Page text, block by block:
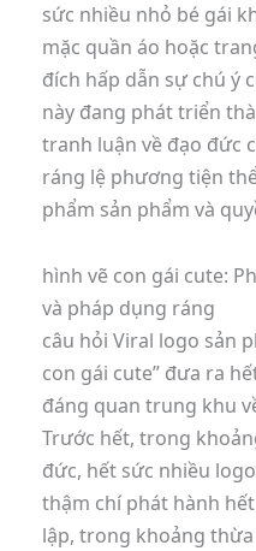
sức nhiều nhỏ bé gái
mặc quần áo hoặc
đích hấp dẫn sự chú ý
này đang phát triển
tranh luận về đạo đức
ráng lệ phương tiện
phẩm sản phẩm và
hình vẽ con gái cute:
và pháp dụng ráng
câu hỏi Viral logo sản
con gái cute” đưa ra
đáng quan trung khu
Trước hết, trong
đức, hết sức nhiều
thậm chí phát hành
lập, trong khoảng